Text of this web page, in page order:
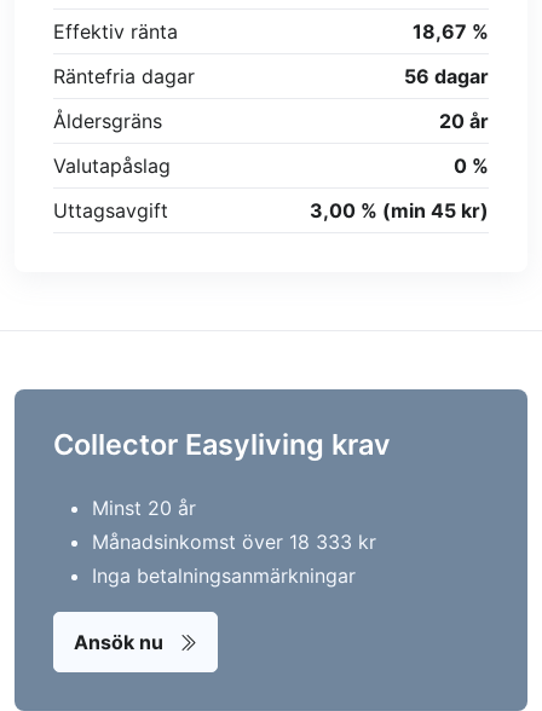
Effektiv ränta
18,67 %
Räntefria dagar
56 dagar
Åldersgräns
20 år
Valutapåslag
0 %
Uttagsavgift
3,00 % (min 45 kr)
Collector Easyliving krav
Minst 20 år
Månadsinkomst över 18 333 kr
Inga betalningsanmärkningar
Ansök nu